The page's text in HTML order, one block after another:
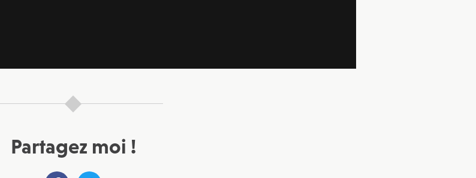
Partagez moi !